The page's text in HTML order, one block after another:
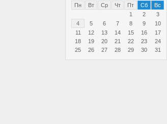
Пн Вт Ср Чт Пт Сб
Вс
1
2
3
4
5 6 7 8 9
10
11
12 13 14 15 16
17
18
19 20 21 22 23
24
25
26 27 28 29 30 31